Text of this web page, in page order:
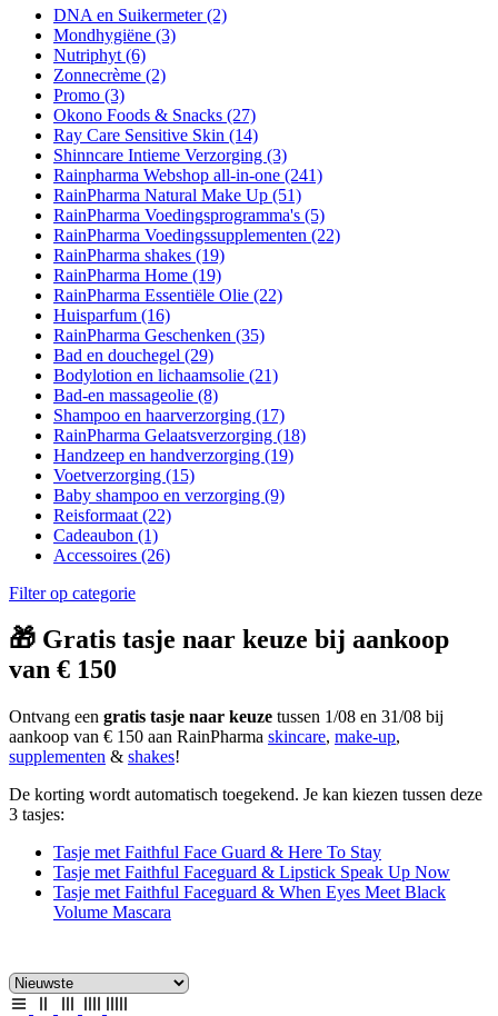
DNA en Suikermeter(2)
Mondhygiëne (3)
Nutriphyt (6)
Zonnecrème (2)
Promo (3)
Okono Foods & Snacks (27)
Ray Care Sensitive Skin (14)
Shinncare Intieme Verzorging (3)
Rainpharma Webshop all-in-one (241)
RainPharma Natural Make Up (51)
RainPharma Voedingsprogramma's (5)
RainPharma Voedingssupplementen (22)
RainPharma shakes (19)
RainPharma Home (19)
RainPharma Essentiële Olie (22)
Huisparfum (16)
RainPharma Geschenken (35)
Bad en douchegel (29)
Bodylotion en lichaamsolie (21)
Bad-en massageolie (8)
Shampoo en haarverzorging (17)
RainPharma Gelaatsverzorging (18)
Handzeep en handverzorging (19)
Voetverzorging (15)
Baby shampoo en verzorging (9)
Reisformaat (22)
Cadeaubon (1)
Accessoires (26)
Filter op categorie
🎁 Gratis tasje naar keuze bij aankoop
van € 150
Ontvang een gratis tasje naar keuze tussen 1/08 en 31/08 bij
aankoop van € 150 aan RainPharma skincare, make-up,
supplementen & shakes!
De korting wordt automatisch toegekend. Je kan kiezen tussen deze
3 tasjes:
Tasje met Faithful Face Guard & Here To Stay
Tasje met Faithful Faceguard & Lipstick Speak Up Now
Tasje met Faithful Faceguard & When Eyes Meet Black
Volume Mascara